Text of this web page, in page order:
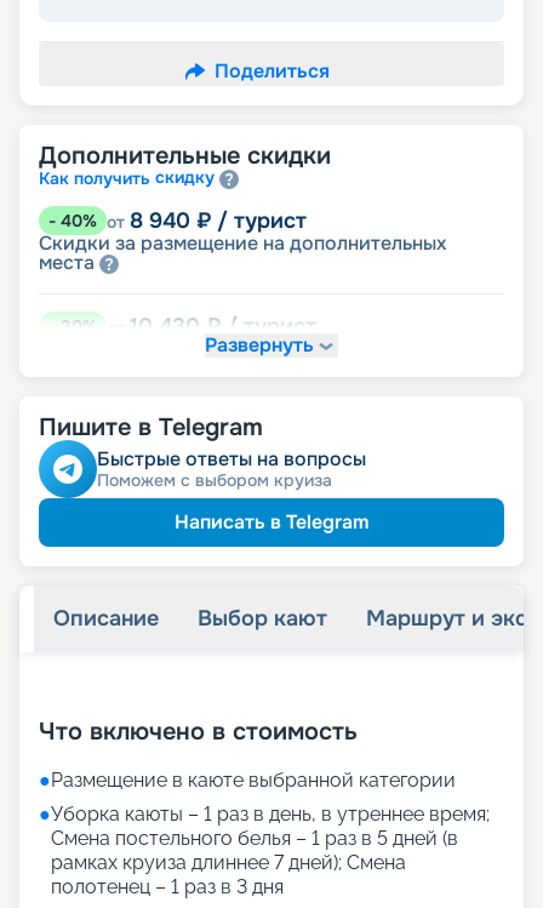
Поделиться
Дополнительные скидки
Как получить скидку
- 40% от 8 940 ₽ / турист
Скидки за размещение на дополнительных
места
30% 10 430 ₽ / турист
размещение
13 410
Скидкадетям
-5% от 14 155 ₽/ турист
пенсионерам
Развернуть
Пишите в Telegram
Быстрые ответы на вопросы
Поможем с выбором круиза
Написать в Telegram
Описание Выбор кают Маршрут и
Что включено в стоимость
●Размещение в каюте выбранной категории
●Уборка каюты – 1 раз в день, в утреннее время;
Смена постельного белья – 1 раз в 5 дней (в
рамках круиза длиннее 7 дней); Смена
полотенец – 1 раз в 3 дня